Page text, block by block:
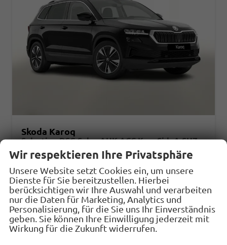
Skoda Karoq
Selection DSG Selec AHK ACC Kam SideA SHZv/h Kessy
unverbindliche Lieferzeit: 11.09.2026 Fahrzeug mit Tageszulassung
Fahrzeugnr.33097 GetriebeAutomatik
KraftstoffBenzin Außenfarbe
Black-Magic Perleffekt
Leistung110 kW (150 PS) Kilometerstand 10 km
31.07.2026
33.498,– €
Wir respektieren Ihre Privatsphäre
Unsere Website setzt Cookies ein, um unsere
Dienste für Sie bereitzustellen. Hierbei
berücksichtigen wir Ihre Auswahl und verarbeiten
nur die Daten für Marketing, Analytics und
Personalisierung, für die Sie uns Ihr Einverständnis
geben. Sie können Ihre Einwilligung jederzeit mit
Wirkung für die Zukunft widerrufen.